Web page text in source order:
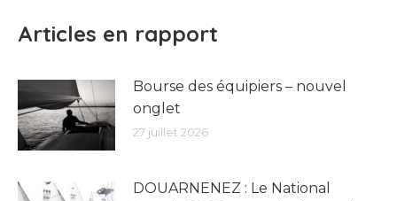
Articles en rapport
Bourse des équipiers – nouvel
onglet
27 juillet 2026
DOUARNENEZ : Le National